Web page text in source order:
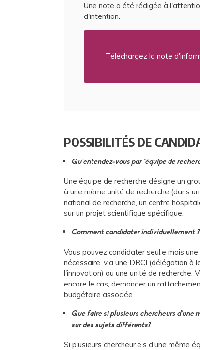
Une note a été rédigée à
d'intention.
Téléchargez la note
POSSIBILITÉS DE
Qu'entendez-vous par "équipe de
Une équipe de recherche désigne un
à une même unité de recherche (dans
national de recherche, un centre
sur un projet scientifique spécifique.
Comment candidater individuellement ?
Vous pouvez candidater seul.e mais
nécessaire, via une DRCI (délégation à
l'innovation) ou une unité de recherche.
encore le cas, demander un
budgétaire associée.
Que faire si plusieurs chercheurs d'une
sur des sujets différents?
Si plusieurs chercheur.e.s d'une même